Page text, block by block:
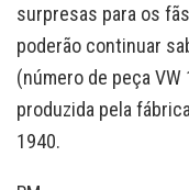
surpresas para os
poderão continuar
(número de peça
produzida pela
1940.